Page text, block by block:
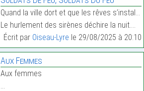
Quand la ville dort et que les rêves s’installent,
Le hurlement des sirènes déchire la nuit.…
Écrit par Oiseau-Lyre le 29/08/2025 à 20:10
Aux Femmes
Aux femmes
…